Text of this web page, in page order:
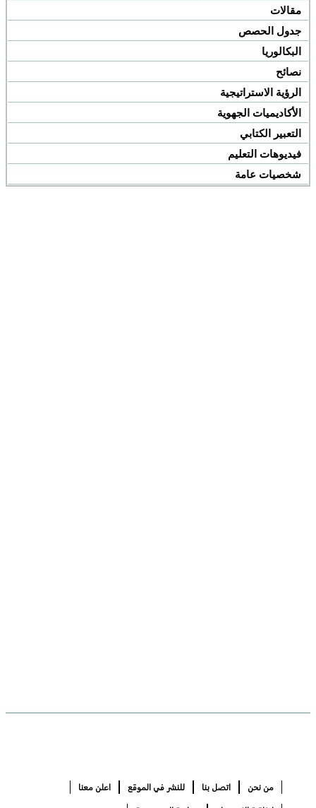
مقالات
جدول الحصص
البكالوريا
نصائح
الرؤية الاستراتيجية
الأكاديميات الجهوية
التعبير الكتابي
فيديوهات التعليم
شخصيات عامة
من نحن اتصل بنا للنشر في الموقع اعلن معنا